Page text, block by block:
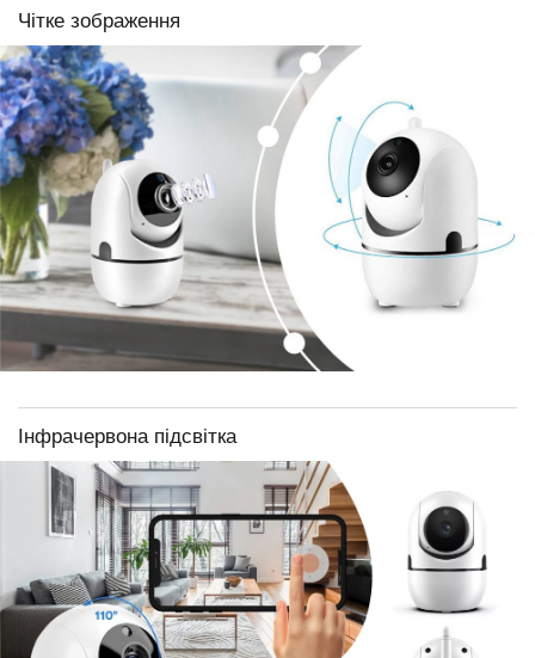
Чітке зображення
Інфрачервона підсвітка